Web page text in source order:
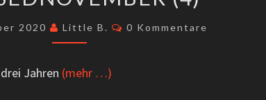
2020 Little B. Kommentare
0 Kommentare
Jahren (mehr …)